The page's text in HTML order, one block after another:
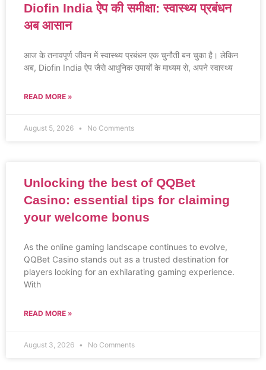
Diofin India ऐप की समीक्षा: स्वास्थ्य प्रबंधन
अब आसान
आज के तनावपूर्ण जीवन में स्वास्थ्य प्रबंधन एक चुनौती बन चुका है। लेकिन
अब, Diofin India ऐप जैसे आधुनिक उपायों के माध्यम से, अपने स्वास्थ्य
READ MORE »
August 5, 2026 No Comments
Unlocking the best of QQBet
Casino: essential tips for claiming
your welcome bonus
As the online gaming landscape continues to evolve,
QQBet Casino stands out as a trusted destination for
players looking for an exhilarating gaming experience.
With
READ MORE »
August 3, 2026 No Comments